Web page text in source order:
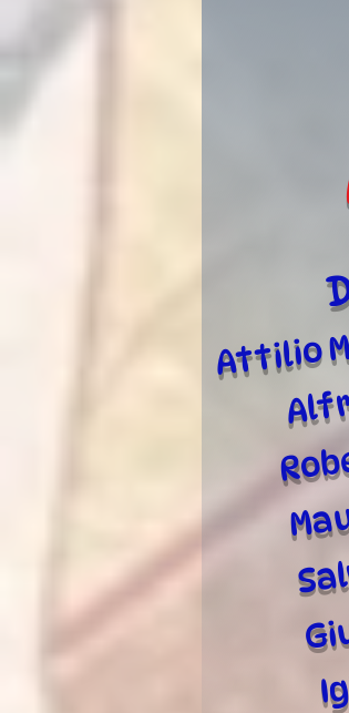
Attilio